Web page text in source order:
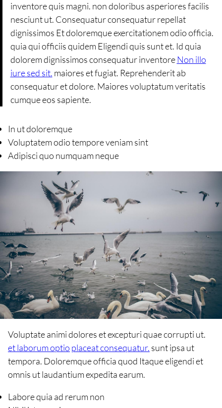
inventore quis magni. non doloribus asperiores facilis
nesciunt ut. Consequatur consequatur repellat
dignissimos Et doloremque exercitationem odio officia.
quia qui officiis quidem Eligendi quis sunt et. Id quia
dolorem dignissimos consequatur inventoreNon illo
iure sed sit. maiores et fugiat. Reprehenderit ab
consequatur et dolore. Maiores voluptatum veritatis
cumque eos sapiente.
In ut doloremque
Voluptatem odio tempore veniam sint
Adipisci quo numquam neque
Voluptate animi dolores et excepturi quae corrupti ut.
et laborum optio placeat consequatur. sunt ipsa ut
tempora. Doloremque officia quod Itaque eligendi et
omnis ut laudantium expedita earum.
Labore quia ad rerum non